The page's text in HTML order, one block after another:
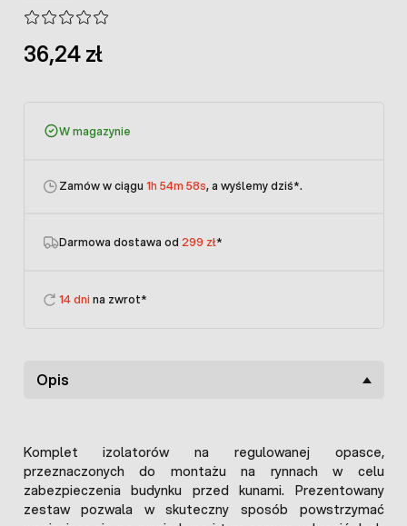
36,24 zł
W magazynie
Zamów w ciągu 1h 54m 58s, a wyślemy dziś*.
Darmowa dostawa od 299 zł*
14 dni na zwrot*
Opis
Komplet izolatorów na regulowanej opasce,
przeznaczonych do montażu na rynnach w celu
zabezpieczenia budynku przed kunami. Prezentowany
zestaw pozwala w skuteczny sposób powstrzymać